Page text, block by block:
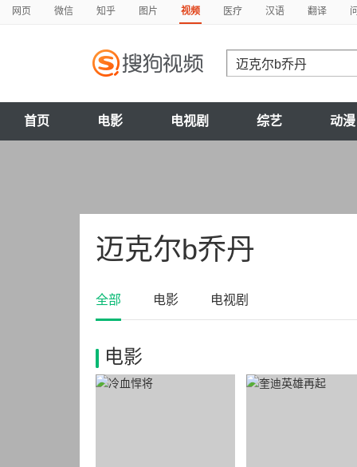
网页 微信 知乎 图片 视频 医疗 汉语 翻译
首页 电影 电视剧 综艺 动漫
迈克尔b乔丹
全部 电影 电视剧
电影